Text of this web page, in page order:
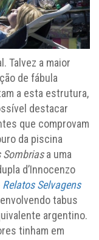
Talvez a maior
de fábula
a esta estrutura,
destacar
que comprovam
da piscina
Sombriasa uma
d’Innocenzo
Relatos Selvagens
tabus
argentino.
tinham em